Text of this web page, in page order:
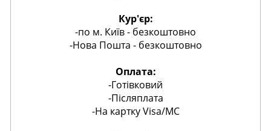
Кур'єр:
-по м. Київ - безкоштовно
-Нова Пошта - безкоштовно
Оплата:
-Готівковий
-Післяплата
-На картку Visa/MC